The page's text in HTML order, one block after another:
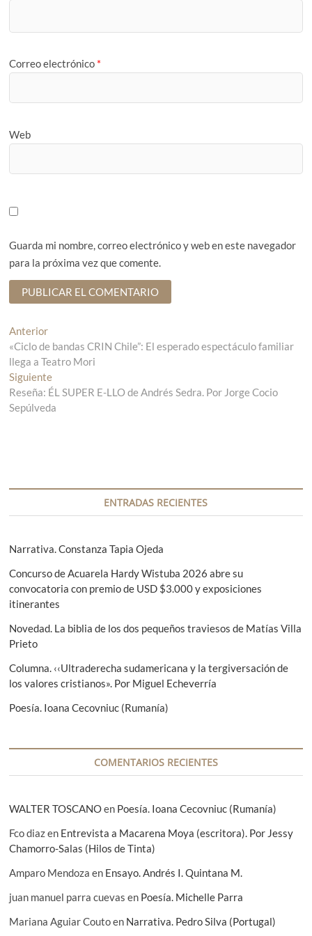
Correo electrónico *
Web
Guarda mi nombre, correo electrónico y web en este navegador
para la próxima vez que comente.
N
a
v
e
i
ó
d
e
e
n
t
r
a
d
s
Anterior
n
t
r
a
d
i
r
«Ciclo de bandas CRIN Chile”: El esperado espectáculo familiar
llega a Teatro Mori
Siguiente
n
t
g
i
n
t
e
Reseña: ÉL SUPER E-LLO de Andrés Sedra. Por Jorge Cocio
Sepúlveda
ENTRADAS RECIENTES
Narrativa. Constanza Tapia Ojeda
Concurso de Acuarela Hardy Wistuba 2026 abre su
convocatoria con premio de USD $3.000 y exposiciones
itinerantes
Novedad. La biblia de los dos pequeños traviesos de Matías Villa
Prieto
Columna. ‹‹Ultraderecha sudamericana y la tergiversación de
los valores cristianos». Por Miguel Echeverría
Poesía. Ioana Cecovniuc (Rumanía)
COMENTARIOS RECIENTES
WALTER TOSCANOen Poesía. Ioana Cecovniuc (Rumanía)
Fco diazen Entrevista a Macarena Moya (escritora). Por Jessy
Chamorro-Salas (Hilos de Tinta)
Amparo Mendoza en Ensayo. Andrés I. Quintana M.
juan manuel parra cuevas en Poesía. Michelle Parra
Mariana Aguiar Coutoen Narrativa. Pedro Silva (Portugal)